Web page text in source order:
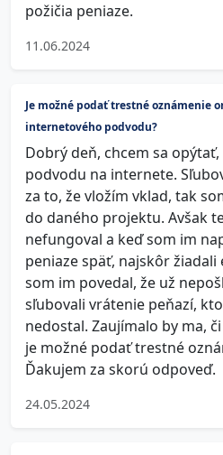
požičia peniaze.
11.06.2024
Je možné podať trestné oznámenie
internetového podvodu?
Dobrý deň, chcem sa
podvodu na internete.
za to, že vložím vklad, tak
do daného projektu. Avšak
nefungoval a keď som im
peniaze späť, najskôr žiadali
som im povedal, že už
sľubovali vrátenie peňazí,
nedostal. Zaujímalo by ma,
je možné podať trestné
Ďakujem za skorú odpoveď.
24.05.2024